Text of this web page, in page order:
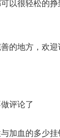
以很轻松的
的地方，欢迎
评论了
血的多少挂